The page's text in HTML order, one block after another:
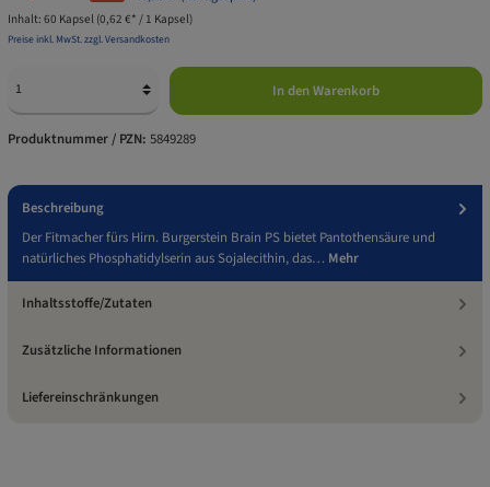
Inhalt: 60 Kapsel (0,62 €* / 1 Kapsel)
Preise inkl. MwSt. zzgl. Versandkosten
In den Warenkorb
Produktnummer / PZN: 5849289
Beschreibung
Der Fitmacher fürs Hirn. Burgerstein Brain PS bietet Pantothensäure und
natürliches Phosphatidylserin aus Sojalecithin, das… Mehr
Inhaltsstoffe/Zutaten
Zusätzliche Informationen
Liefereinschränkungen